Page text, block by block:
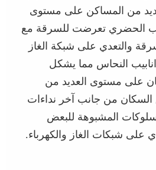
من المساكن على مستوى
الحضري تعرضت للسرقة مع
والتعدي على شبكة الغاز
النحاس مما يشكل
على مستوى العديد من
السكان من جانب آخر نداءات
المشبوهة للبعض
على شبكات الغاز والكهرباء.